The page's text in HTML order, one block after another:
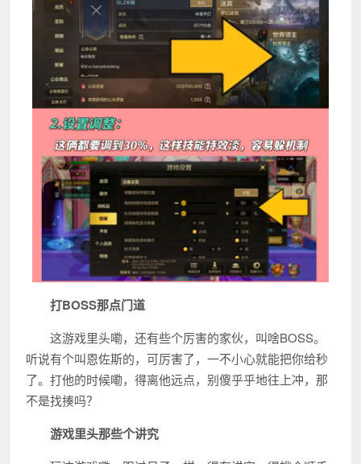
打BOSS那点门道
这游戏里头嘞，还有些个厉害的家伙，叫啥BOSS。
听说有个叫恩佐斯的，可厉害了，一不小心就能把你给秒
了。打他的时候嘞，得离他远点，别傻乎乎地往上冲，那
不是找揍吗？
游戏里头那些个讲究